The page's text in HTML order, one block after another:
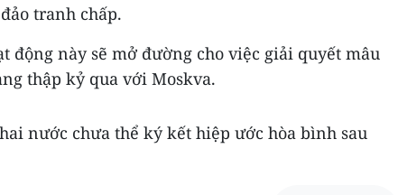
tranh chấp.
động này sẽ mở đường cho việc giải quyết mâu
thập kỷ qua với Moskva.
nước chưa thể ký kết hiệp ước hòa bình sau